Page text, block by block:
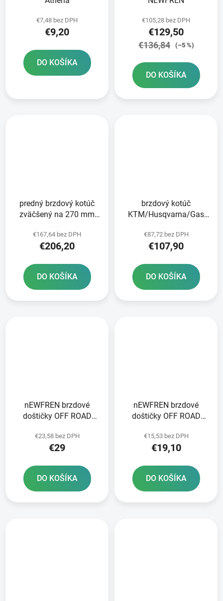
€7,48 bez DPH
€9,20
DO KOŠÍKA
€105,28 bez DPH
€129,50
€136,84 (–5 %)
DO KOŠÍKA
predný brzdový kotúč
zväčšený na 270 mm
€167,64 bez DPH
€206,20
DO KOŠÍKA
brzdový kotúč
KTM/Husqvarna/Gas
€87,72 bez DPH
€107,90
DO KOŠÍKA
nEWFREN brzdové
doštičky OFF ROAD
balení
€23,58 bez DPH
€29
DO KOŠÍKA
nEWFREN brzdové
doštičky OFF ROAD
balení
€15,53 bez DPH
€19,10
DO KOŠÍKA